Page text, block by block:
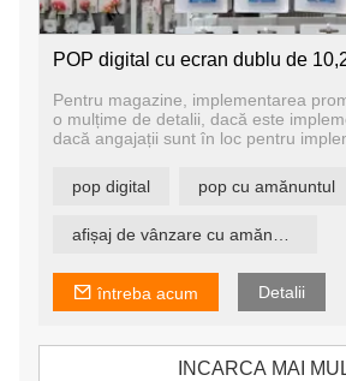
POP digital cu ecran dublu de
Pentru magazine, implementarea
o mulțime de detalii, dacă este
dacă angajații sunt în loc pentru
Gestionarea promovării tuturor
sediu poate fi realizată prin e-paper
a standardiza managementul.
pop digital pop cu amănuntul
întreba acum Detalii
INCARCA MAI